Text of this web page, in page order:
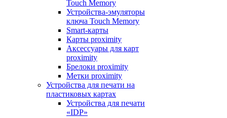
Touch Memory
Устройства-эмуляторы
ключа Touch Memory
Smart-карты
Карты proximity
Аксессуары для карт
proximitу
Брелоки proximity
Метки proximity
Устройства для печати на
пластиковых картах
Устройства для печати
«IDP»